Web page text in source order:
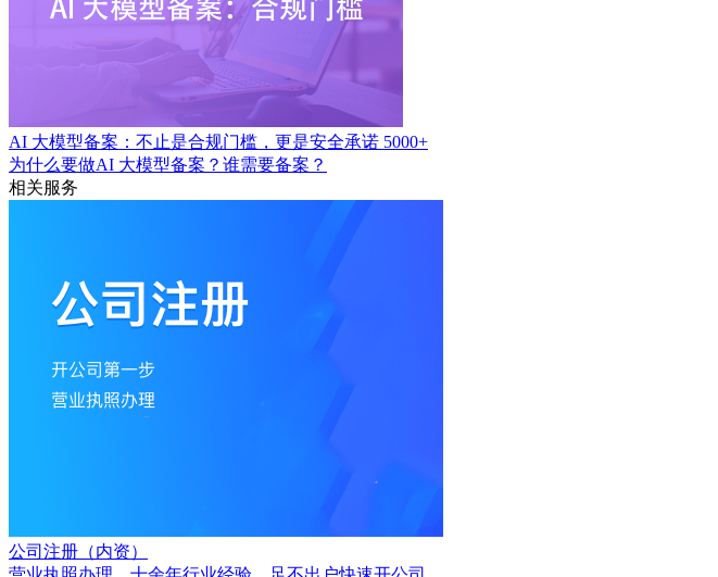
AI 大模型备案：不止是合规门槛，更是安全承诺 5000+
为什么要做AI 大模型备案？谁需要备案？
相关服务
公司注册（内资）